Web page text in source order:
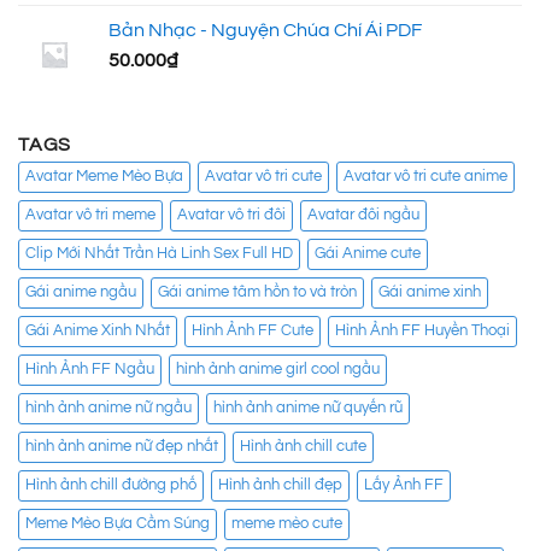
Bản Nhạc - Nguyện Chúa Chí Ái PDF
50.000₫
TAGS
Avatar Meme Mèo Bựa Avatar vô tri cute Avatar vô tri cute anime
Avatar vô tri meme Avatar vô tri đôi Avatar đôi ngầu
Clip Mới Nhất Trần Hà Linh Sex Full HD Gái Anime cute
Gái anime ngầu Gái anime tâm hồn to và tròn Gái anime xinh
Gái Anime Xinh Nhất Hình Ảnh FF Cute Hình Ảnh FF Huyền Thoại
Hình Ảnh FF Ngầu hình ảnh anime girl cool ngầu
hình ảnh anime nữ ngầu hình ảnh anime nữ quyến rũ
hình ảnh anime nữ đẹp nhất Hình ảnh chill cute
Hình ảnh chill đường phố Hình ảnh chill đẹp Lấy Ảnh FF
Meme Mèo Bựa Cầm Súng meme mèo cute